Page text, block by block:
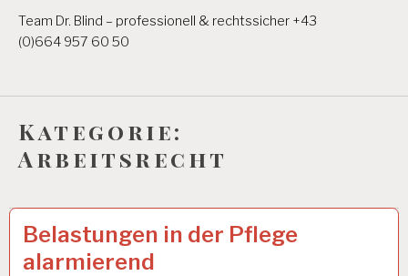
Team Dr. Blind – professionell & rechtssicher +43
(0)664 957 60 50
Kategorie:
Arbeitsrecht
12-
STUNDEN-
ARBEITSTAG…
Belastungen in der Pflege
alarmierend
11 NOV. 2024